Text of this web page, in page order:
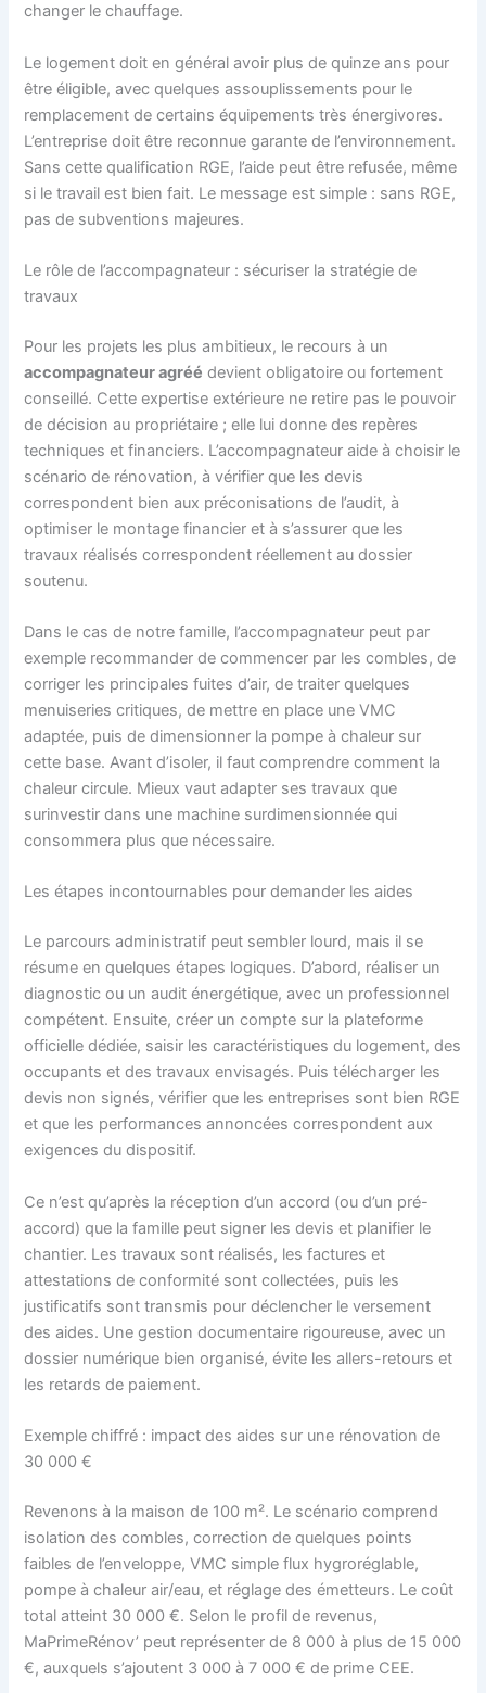
changer le chauffage.
Le logement doit en général avoir plus de quinze ans pour
être éligible, avec quelques assouplissements pour le
remplacement de certains équipements très énergivores.
L’entreprise doit être reconnue garante de l’environnement.
Sans cette qualification RGE, l’aide peut être refusée, même
si le travail est bien fait. Le message est simple : sans RGE,
pas de subventions majeures.
Le rôle de l’accompagnateur : sécuriser la stratégie de
travaux
Pour les projets les plus ambitieux, le recours à un
accompagnateur agréé devient obligatoire ou fortement
conseillé. Cette expertise extérieure ne retire pas le pouvoir
de décision au propriétaire ; elle lui donne des repères
techniques et financiers. L’accompagnateur aide à choisir le
scénario de rénovation, à vérifier que les devis
correspondent bien aux préconisations de l’audit, à
optimiser le montage financier et à s’assurer que les
travaux réalisés correspondent réellement au dossier
soutenu.
Dans le cas de notre famille, l’accompagnateur peut par
exemple recommander de commencer par les combles, de
corriger les principales fuites d’air, de traiter quelques
menuiseries critiques, de mettre en place une VMC
adaptée, puis de dimensionner la pompe à chaleur sur
cette base. Avant d’isoler, il faut comprendre comment la
chaleur circule. Mieux vaut adapter ses travaux que
surinvestir dans une machine surdimensionnée qui
consommera plus que nécessaire.
Les étapes incontournables pour demander les aides
Le parcours administratif peut sembler lourd, mais il se
résume en quelques étapes logiques. D’abord, réaliser un
diagnostic ou un audit énergétique, avec un professionnel
compétent. Ensuite, créer un compte sur la plateforme
officielle dédiée, saisir les caractéristiques du logement, des
occupants et des travaux envisagés. Puis télécharger les
devis non signés, vérifier que les entreprises sont bien RGE
et que les performances annoncées correspondent aux
exigences du dispositif.
Ce n’est qu’après la réception d’un accord (ou d’un pré-
accord) que la famille peut signer les devis et planifier le
chantier. Les travaux sont réalisés, les factures et
attestations de conformité sont collectées, puis les
justificatifs sont transmis pour déclencher le versement
des aides. Une gestion documentaire rigoureuse, avec un
dossier numérique bien organisé, évite les allers-retours et
les retards de paiement.
Exemple chiffré : impact des aides sur une rénovation de
30 000 €
Revenons à la maison de 100 m². Le scénario comprend
isolation des combles, correction de quelques points
faibles de l’enveloppe, VMC simple flux hygroréglable,
pompe à chaleur air/eau, et réglage des émetteurs. Le coût
total atteint 30 000 €. Selon le profil de revenus,
MaPrimeRénov’ peut représenter de 8 000 à plus de 15 000
€, auxquels s’ajoutent 3 000 à 7 000 € de prime CEE.